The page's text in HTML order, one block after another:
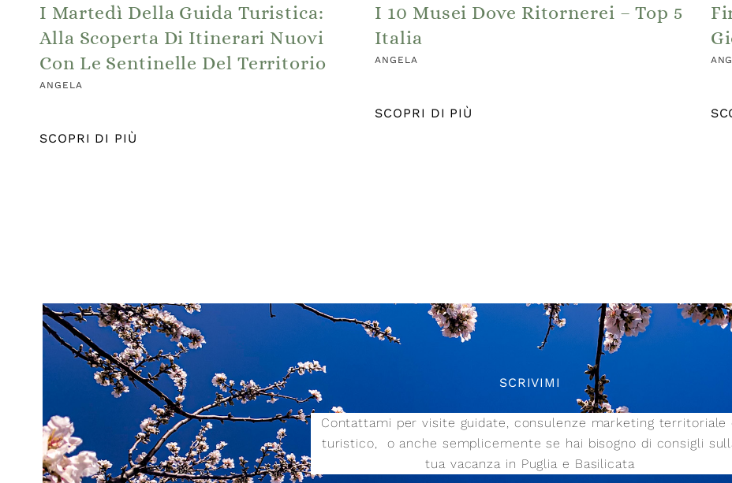
I Martedì Della Guida Turistica:
Alla Scoperta Di Itinerari Nuovi
Con Le Sentinelle Del Territorio
ANGELA
SCOPRI DI PIÙ
I 10 Musei Dove Ritornerei – Top 5
Italia
ANGELA
SCOPRI DI PIÙ
SCRIVIMI
Contattami per visite guidate, consulenze marketing territoriale
turistico, o anche semplicemente se hai bisogno di consigli
tua vacanza in Puglia e Basilicata